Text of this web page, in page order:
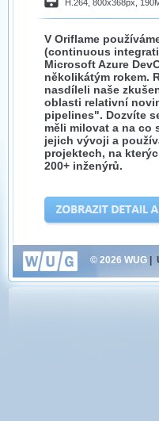
H.264, 800x368px,
V Oriflame
(continuous
Microsoft Azure
několikátým rokem.
nasdíleli naše
oblasti relativní
pipelines". Dozvíte
měli milovat a na co
jejich vývoji a
projektech, na
200+ inženýrů.
© 2026 WUG